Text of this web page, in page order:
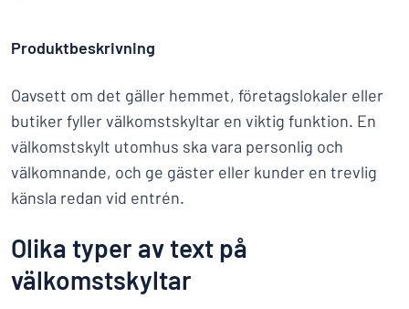
Produktbeskrivning
Oavsett om det gäller hemmet, företagslokaler eller
butiker fyller välkomstskyltar en viktig funktion. En
välkomstskylt utomhus ska vara personlig och
välkomnande, och ge gäster eller kunder en trevlig
känsla redan vid entrén.
Olika typer av text på
välkomstskyltar